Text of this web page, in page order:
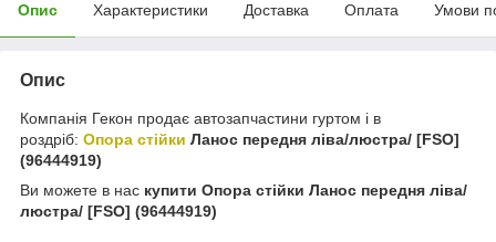
Опис Характеристики Доставка Оплата Умови
Опис
Компанія Гекон продає автозапчастини гуртом і в
роздріб: Опора стійки Ланос передня ліва/люстра/ [FSO]
(96444919)
Ви можете в нас купити Опора стійки Ланос передня ліва/
люстра/ [FSO] (96444919)